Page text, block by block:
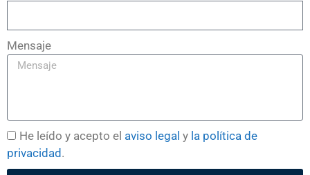
Mensaje
He leído y acepto el aviso legal y la política de
privacidad .